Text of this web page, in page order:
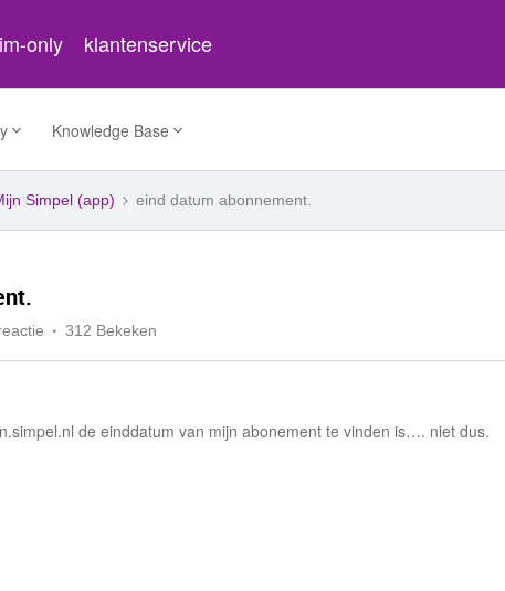
only klantenservice
Knowledge Base
Simpel (app) eind datum abonnement.
312 Bekeken
de einddatum van mijn abonement te vinden is…. niet dus.